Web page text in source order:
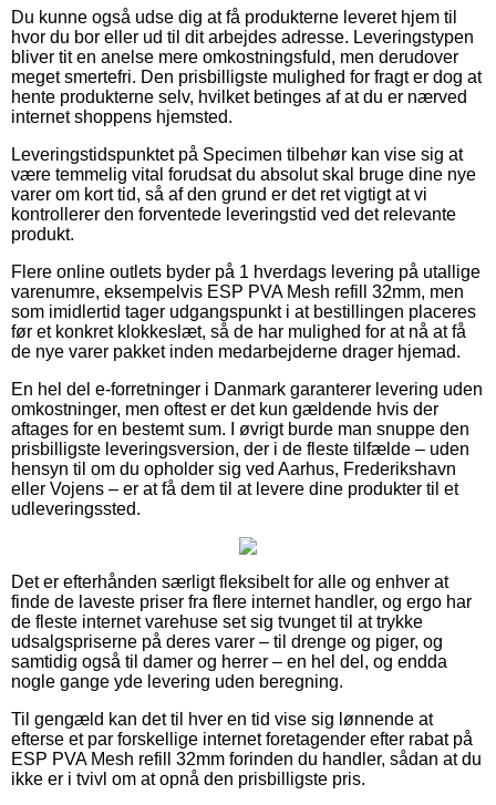
Du kunne også udse dig at få produkterne leveret hjem til
hvor du bor eller ud til dit arbejdes adresse. Leveringstypen
bliver tit en anelse mere omkostningsfuld, men derudover
meget smertefri. Den prisbilligste mulighed for fragt er dog at
hente produkterne selv, hvilket betinges af at du er nærved
internet shoppens hjemsted.
Leveringstidspunktet på Specimen tilbehør kan vise sig at
være temmelig vital forudsat du absolut skal bruge dine nye
varer om kort tid, så af den grund er det ret vigtigt at vi
kontrollerer den forventede leveringstid ved det relevante
produkt.
Flere online outlets byder på 1 hverdags levering på utallige
varenumre, eksempelvis ESP PVA Mesh refill 32mm, men
som imidlertid tager udgangspunkt i at bestillingen placeres
før et konkret klokkeslæt, så de har mulighed for at nå at få
de nye varer pakket inden medarbejderne drager hjemad.
En hel del e-forretninger i Danmark garanterer levering uden
omkostninger, men oftest er det kun gældende hvis der
aftages for en bestemt sum. I øvrigt burde man snuppe den
prisbilligste leveringsversion, der i de fleste tilfælde – uden
hensyn til om du opholder sig ved Aarhus, Frederikshavn
eller Vojens – er at få dem til at levere dine produkter til et
udleveringssted.
Det er efterhånden særligt fleksibelt for alle og enhver at
finde de laveste priser fra flere internet handler, og ergo har
de fleste internet varehuse set sig tvunget til at trykke
udsalgspriserne på deres varer – til drenge og piger, og
samtidig også til damer og herrer – en hel del, og endda
nogle gange yde levering uden beregning.
Til gengæld kan det til hver en tid vise sig lønnende at
efterse et par forskellige internet foretagender efter rabat på
ESP PVA Mesh refill 32mm forinden du handler, sådan at du
ikke er i tvivl om at opnå den prisbilligste pris.